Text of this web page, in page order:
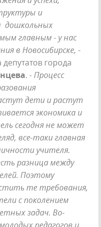
и
дошкольных
главным - у нас
в Новосибирске, -
города
. - Процесс
дети и растут
экономика и
сегодня не может
все-таки главная
учителя.
разница между
Поэтому
те требования,
с поколением
задач. Во-